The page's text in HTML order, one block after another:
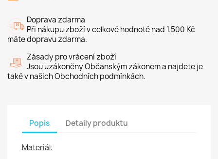
Doprava zdarma
Při nákupu zboží v celkové hodnotě nad 1.500 Kč
máte dopravu zdarma.
Zásady pro vrácení zboží
Jsou uzákoněny Občanským zákonem a najdete je
také v našich Obchodních podmínkách.
Popis Detaily produktu
Materiál: